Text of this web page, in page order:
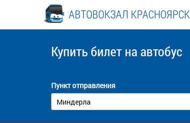
АВТОВОКЗАЛ КРАСНОЯРСК
Купить билет на автобус
Пункт отправления